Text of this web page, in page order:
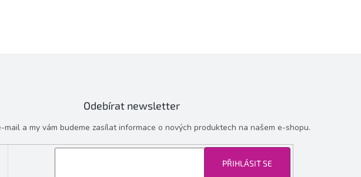
Odebírat newsletter
mail a my vám budeme zasílat informace o nových produktech na našem e-shopu.
PŘIHLÁSIT SE